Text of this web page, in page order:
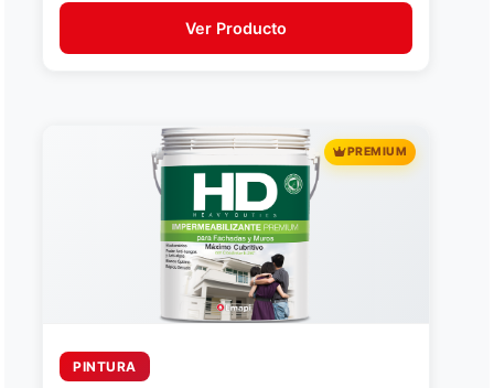
Ver Producto
PREMIUM
PINTURA